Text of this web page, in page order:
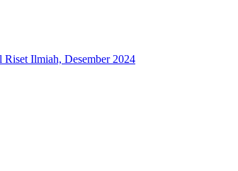
Ilmiah, Desember 2024